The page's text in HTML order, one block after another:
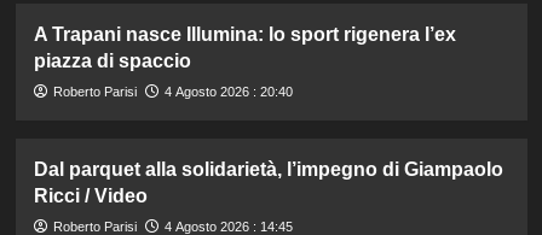
A Trapani nasce Illumina: lo sport rigenera l’ex
piazza di spaccio
Roberto Parisi 4 Agosto 2026 : 20:40
Dal parquet alla solidarietà, l’impegno di Giampaolo
Ricci / Video
Roberto Parisi 4 Agosto 2026 : 14:45